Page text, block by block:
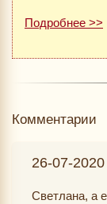
Подробнее >>
Комментарии
26-07-
Светлана, а